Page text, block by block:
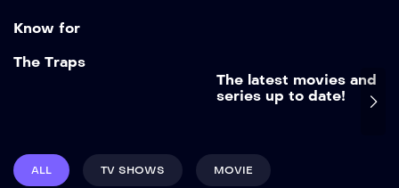
ultrices in. Metus dictum at tempor commodo ullamcorper a
Amet luctus venenatis lectus magna fringilla urna porttitor.
Massa sed elementum tempus egestas. Sit amet volutpat
consequat mauris nunc. Imperdiet sed euismod nisi porta
elementum tempus egestas sed sed risus pretium quam
vulputate. Vel eros donec ac odio tempor orci dapibus
Know for
The Traps
The Traps
2022
gravida. Pharetra diam sit
amet nisl. Nec sagittis
The latest movies and
series up to date!
ALL TV SHOWS MOVIE